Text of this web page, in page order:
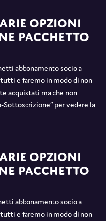
opzioni
pacchetto
abbonamento socio a
e faremo in modo di non
acquistati ma che non
Sottoscrizione” per vedere la
opzioni
pacchetto
abbonamento socio a
e faremo in modo di non